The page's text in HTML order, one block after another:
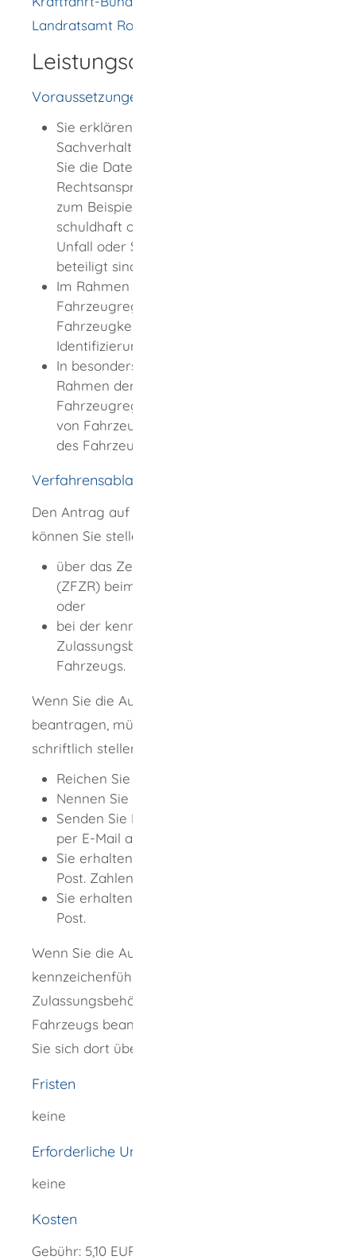
Landratsamt Rottweil
Leistungsdetails
Voraussetzungen
Sie erklären und belegen in einer
Sachverhaltsdarstellung glaubhaft, dass
Sie die Daten zur Verfolgung Ihrer
Rechtsansprüche benötigen. Das kann
zum Beispiel der Fall sein, wenn Sie
schuldhaft oder nicht schuldhaft an einem
Unfall oder Schaden im Straßenverkehr
beteiligt sind.
Im Rahmen der einfachen
Fahrzeugregisterauskunft ist das
Fahrzeugkennzeichen oder die Fahrzeug-
Identifizierungsnummer (FIN) anzugeben.
In besonders begründeten Fällen ist im
Rahmen der erweiterten
Fahrzeugregisterauskunft die Angabe
von Fahrzeugdaten oder der Personalien
des Fahrzeughalters möglich.
Verfahrensablauf
Den Antrag auf Fahrzeugregisterauskunft
können Sie stellen
über das Zentrale Fahrzeugregister
(ZFZR) beim Kraftfahrt-Bundesamt (KBA)
oder
bei der kennzeichenführenden örtlichen
Zulassungsbehörde des betreffenden
Fahrzeugs.
Wenn Sie die Auskunft beim ZFZR
beantragen, müssen Sie Ihren Antrag
schriftlich stellen:
Reichen Sie einen formlosen Antrag ein.
Nennen Sie die erforderlichen Angaben.
Senden Sie Ihren Antrag per Post oder
per E-Mail an das Kraftfahrt-Bundesamt.
Sie erhalten einen Gebührenbescheid per
Post. Zahlen Sie die Gebühren.
Sie erhalten die beantragte Auskunft per
Post.
Wenn Sie die Auskunft über die
kennzeichenführende örtliche
Zulassungsbehörde des betreffenden
Fahrzeugs beantragen möchten, informieren
Sie sich dort über das jeweilige Verfahren.
Fristen
keine
Erforderliche Unterlagen
keine
Kosten
Gebühr: 5,10 EUR